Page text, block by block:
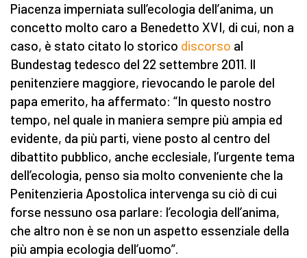
Piacenza imperniata sull’ecologia dell’anima, un
concetto molto caro a Benedetto XVI, di cui, non a
caso, è stato citato lo storico discorso al
Bundestag tedesco del 22 settembre 2011. Il
penitenziere maggiore, rievocando le parole del
papa emerito, ha affermato: “In questo nostro
tempo, nel quale in maniera sempre più ampia ed
evidente, da più parti, viene posto al centro del
dibattito pubblico, anche ecclesiale, l’urgente tema
dell’ecologia, penso sia molto conveniente che la
Penitenzieria Apostolica intervenga su ciò di cui
forse nessuno osa parlare: l’ecologia dell’anima,
che altro non è se non un aspetto essenziale della
più ampia ecologia dell’uomo”.